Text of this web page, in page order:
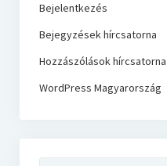
Bejelentkezés
Bejegyzések hírcsatorna
Hozzászólások hírcsatorna
WordPress Magyarország